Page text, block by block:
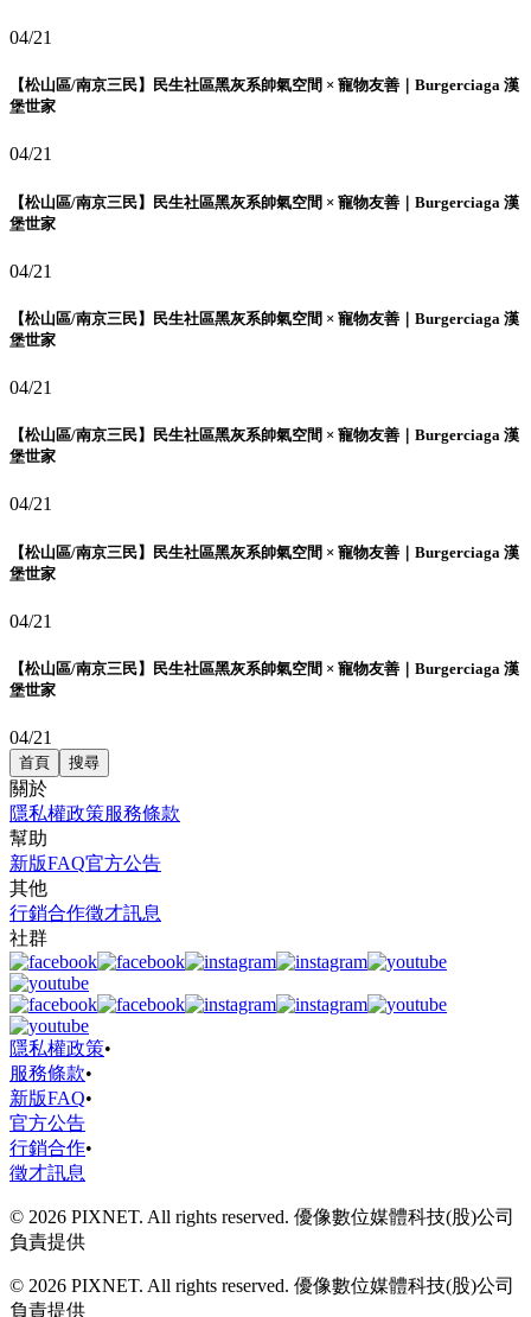
04/21
【松山區/南京三民】民生社區黑灰系帥氣空間 × 寵物友善｜Burgerciaga 漢
堡世家
04/21
【松山區/南京三民】民生社區黑灰系帥氣空間 × 寵物友善｜Burgerciaga 漢
堡世家
04/21
【松山區/南京三民】民生社區黑灰系帥氣空間 × 寵物友善｜Burgerciaga 漢
堡世家
04/21
【松山區/南京三民】民生社區黑灰系帥氣空間 × 寵物友善｜Burgerciaga 漢
堡世家
04/21
【松山區/南京三民】民生社區黑灰系帥氣空間 × 寵物友善｜Burgerciaga 漢
堡世家
04/21
【松山區/南京三民】民生社區黑灰系帥氣空間 × 寵物友善｜Burgerciaga 漢
堡世家
04/21
首頁 搜尋
關於
隱私權政策服務條款
幫助
新版FAQ官方公告
其他
行銷合作徵才訊息
社群
隱私權政策•
服務條款•
新版FAQ•
官方公告
行銷合作•
徵才訊息
© 2026 PIXNET. All rights reserved. 優像數位媒體科技(股)公司
負責提供
© 2026 PIXNET. All rights reserved. 優像數位媒體科技(股)公司
負責提供